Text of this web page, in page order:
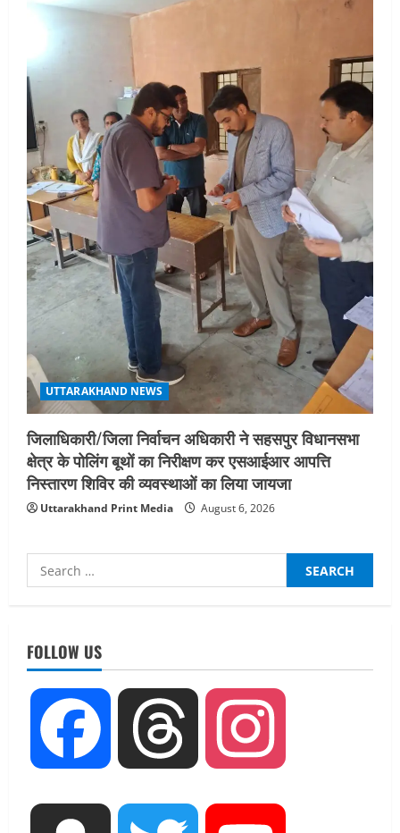
UTTARAKHAND NEWS
जिलाधिकारी/जिला निर्वाचन अधिकारी ने सहसपुर विधानसभा
क्षेत्र के पोलिंग बूथों का निरीक्षण कर एसआईआर आपत्ति
निस्तारण शिविर की व्यवस्थाओं का लिया जायजा
Uttarakhand Print Media August 6, 2026
Search
for:
FOLLOW US
Facebook Threads
August 7, 2026
UTTARAKHAND NEWS
जिलाधिकारी/जिला निर्वाचन अधिकारी ने
सहसपुर विधानसभा क्षेत्र के पोलिंग बूथों का
August 6, 2026